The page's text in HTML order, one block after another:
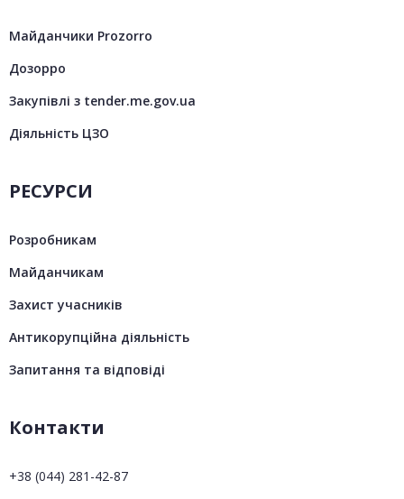
Майданчики Prozorro
Дозорро
Закупівлі з tender.me.gov.ua
Діяльність ЦЗО
РЕСУРСИ
Розробникам
Майданчикам
Захист учасників
Антикорупційна діяльність
Запитання та відповіді
Контакти
+38 (044) 281-42-87